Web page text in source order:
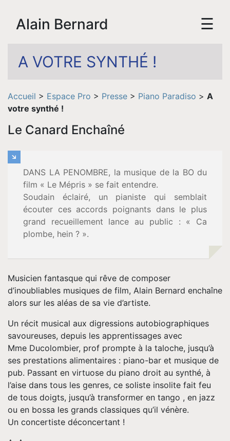
Accueil
Biographie
Vidéos
Espace
Pro
Musique
Contact
Alain Bernard ☰
A VOTRE SYNTHÉ !
Accueil > Espace Pro > Presse > Piano Paradiso > A
votre synthé !
Le Canard Enchaîné
DANS LA PENOMBRE, la musique de la BO du
film « Le Mépris » se fait entendre.
Soudain éclairé, un pianiste qui semblait
écouter ces accords poignants dans le plus
grand recueillement lance au public : « Ca
plombe, hein ? ».
Musicien fantasque qui rêve de composer
d’inoubliables musiques de film, Alain Bernard enchaîne
alors sur les aléas de sa vie d’artiste.
Un récit musical aux digressions autobiographiques
savoureuses, depuis les apprentissages avec
Mme Ducolombier, prof prompte à la taloche, jusqu’à
ses prestations alimentaires : piano-bar et musique de
pub. Passant en virtuose du piano droit au synthé, à
l’aise dans tous les genres, ce soliste insolite fait feu
de tous doigts, jusqu’à transformer en tango , en jazz
ou en bossa les grands classiques qu’il vénère.
Un concertiste déconcertant !